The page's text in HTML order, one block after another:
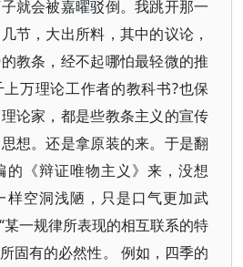
就会被嘉曜驳倒。我跳开那一
节，大出所料，其中的议论，
教条，经不起哪怕最轻微的推
万理论工作者的教科书?也保
论家，都是些教条主义的宣传
想。还是拿原装的来。于是翻
的《辩证唯物主义》来，没想
样空洞浅陋，只是口气更加武
一规律所表现的相互联系的特
固有的必然性。 例如，四季的